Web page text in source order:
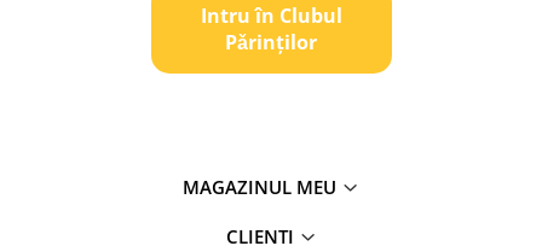
Intru în Clubul
Pǎrinților
MAGAZINUL MEU
CLIENTI